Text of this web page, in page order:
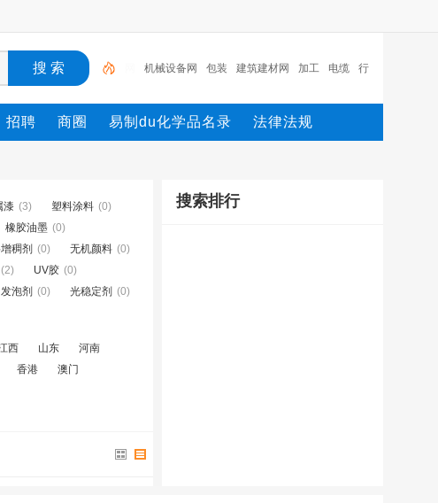
机械设备网 包装 建筑建材网 加工 电缆 行业设
备 陶瓷纤维模块 测量 环保设备 网
招聘 商圈 易制du化学品名录 法律法规
漆 (3) 塑料涂料 (0)
橡胶油墨 (0)
稠剂 (0) 无机颜料 (0)
(2) UV胶 (0)
发泡剂 (0) 光稳定剂 (0)
西 山东
河南
香港 澳门
搜索排行